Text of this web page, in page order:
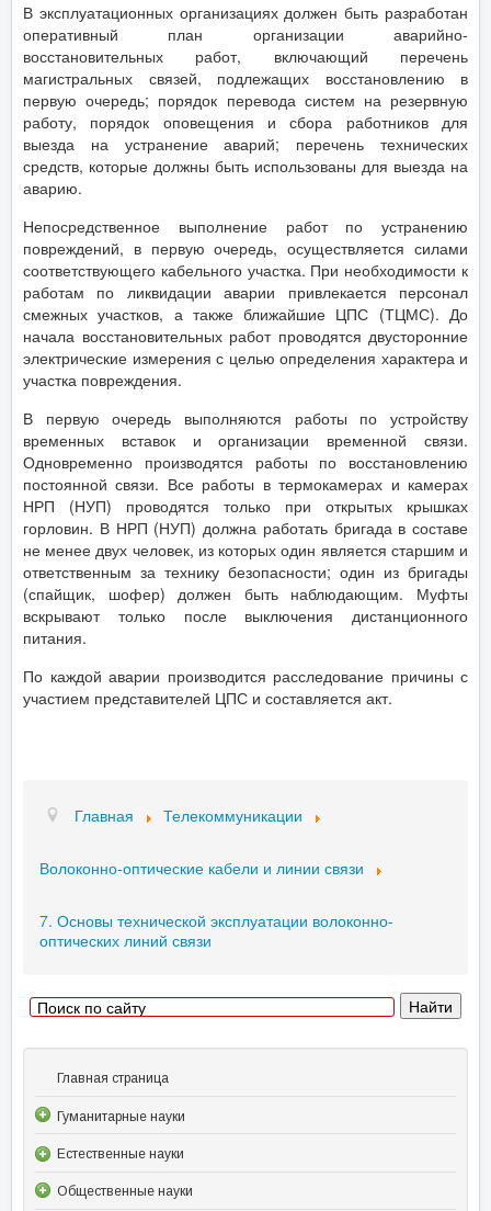
В эксплуатационных организациях должен быть разработан
оперативный план организации аварийно-
восстановительных работ, включающий перечень
магистральных связей, подлежащих восстановлению в
первую очередь; порядок перевода систем на резервную
работу, порядок оповещения и сбора работников для
выезда на устранение аварий; перечень технических
средств, которые должны быть использованы для выезда на
аварию.
Непосредственное выполнение работ по устранению
повреждений, в первую очередь, осуществляется силами
соответствующего кабельного участка. При необходимости к
работам по ликвидации аварии привлекается персонал
смежных участков, а также ближайшие ЦПС (ТЦМС). До
начала восстановительных работ проводятся двусторонние
электрические измерения с целью определения характера и
участка повреждения.
В первую очередь выполняются работы по устройству
временных вставок и организации временной связи.
Одновременно производятся работы по восстановлению
постоянной связи. Все работы в термокамерах и камерах
НРП (НУП) проводятся только при открытых крышках
горловин. В НРП (НУП) должна работать бригада в составе
не менее двух человек, из которых один является старшим и
ответственным за технику безопасности; один из бригады
(спайщик, шофер) должен быть наблюдающим. Муфты
вскрывают только после выключения дистанционного
питания.
По каждой аварии производится расследование причины с
участием представителей ЦПС и составляется акт.
Главная Телекоммуникации
Волоконно-оптические кабели и линии связи
7. Основы технической эксплуатации волоконно-
оптических линий связи
Главная страница
Гуманитарные науки
Естественные науки
Общественные науки